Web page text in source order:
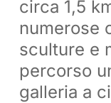
circa 1,5
numerose
sculture e
percorso
galleria a